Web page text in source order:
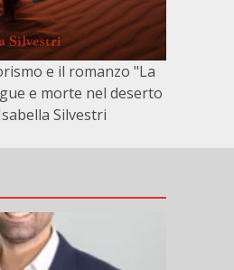
e il romanzo "La
e morte nel deserto
Silvestri